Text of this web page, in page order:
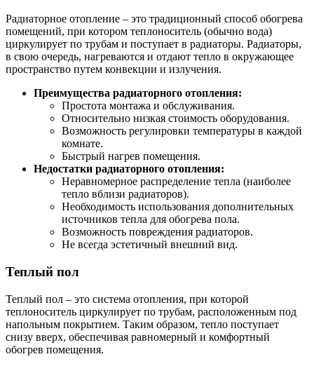
Радиаторное отопление – это традиционный способ обогрева
помещений, при котором теплоноситель (обычно вода)
циркулирует по трубам и поступает в радиаторы. Радиаторы,
в свою очередь, нагреваются и отдают тепло в окружающее
пространство путем конвекции и излучения.
Преимущества радиаторного отопления:
Простота монтажа и обслуживания.
Относительно низкая стоимость оборудования.
Возможность регулировки температуры в каждой
комнате.
Быстрый нагрев помещения.
Недостатки радиаторного отопления:
Неравномерное распределение тепла (наиболее
тепло вблизи радиаторов).
Необходимость использования дополнительных
источников тепла для обогрева пола.
Возможность повреждения радиаторов.
Не всегда эстетичный внешний вид.
Теплый пол
Теплый пол – это система отопления, при которой
теплоноситель циркулирует по трубам, расположенным под
напольным покрытием. Таким образом, тепло поступает
снизу вверх, обеспечивая равномерный и комфортный
обогрев помещения.